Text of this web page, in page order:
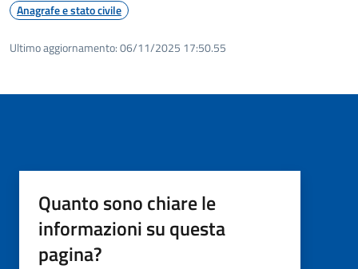
Anagrafe e stato civile
Ultimo aggiornamento:06/11/2025 17:50.55
Quanto sono chiare le
informazioni su questa
pagina?